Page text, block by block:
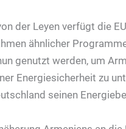
der Leyen verfügt die
ähnlicher
genutzt werden, um
Energiesicherheit zu
seinen